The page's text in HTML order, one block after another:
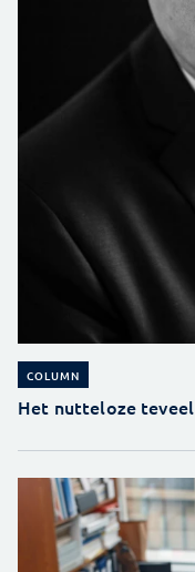
COLUMN
Het nutteloze teveel